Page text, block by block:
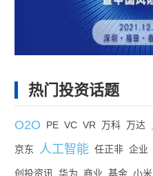
热门投资话题
O2O PE VC VR 万科 万达
京东 人工智能 任正非 企业
创投资讯 华为 商业 基金 小米